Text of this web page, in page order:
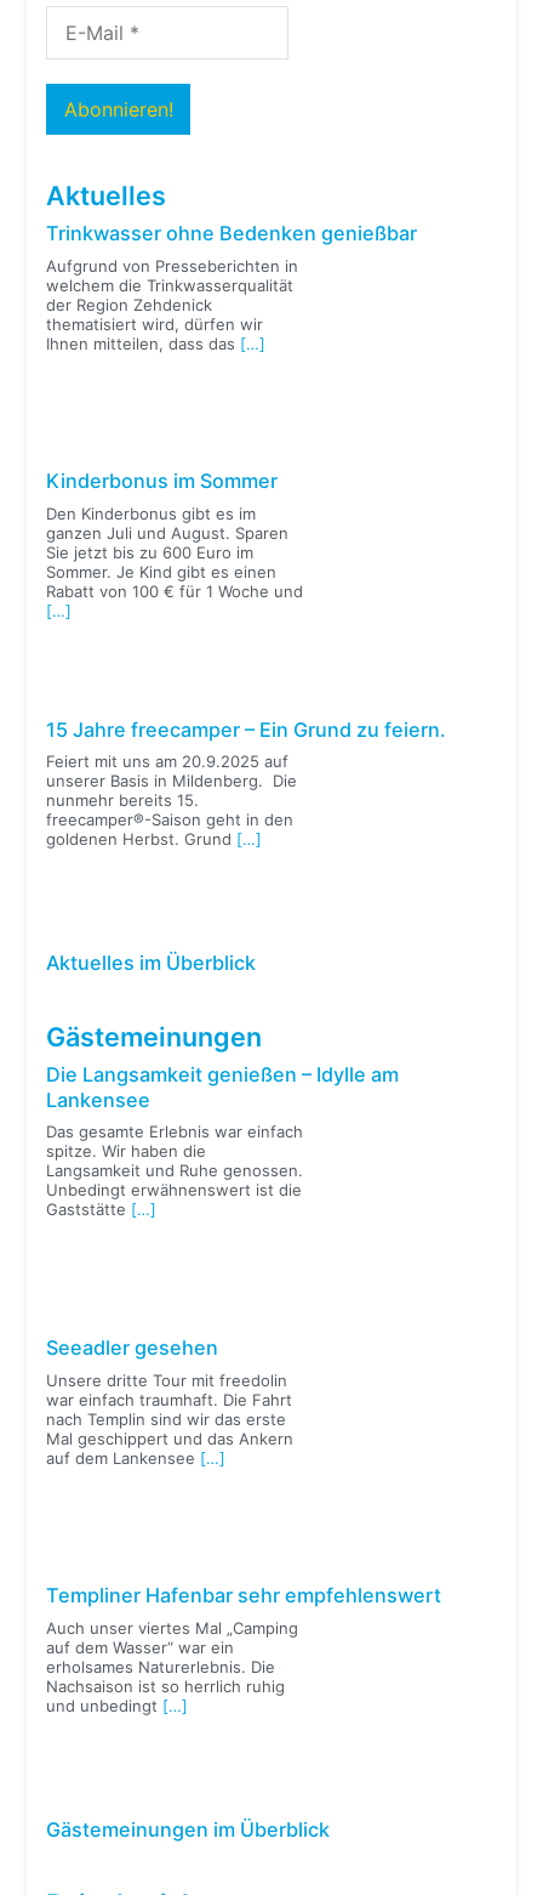
Aktuelles
Trinkwasser ohne Bedenken genießbar
Aufgrund von Presseberichten in
welchem die Trinkwasserqualität
der Region Zehdenick
thematisiert wird, dürfen wir
Ihnen mitteilen, dass das […]
Kinderbonus im Sommer
Den Kinderbonus gibt es im
ganzen Juli und August. Sparen
Sie jetzt bis zu 600 Euro im
Sommer. Je Kind gibt es einen
Rabatt von 100 € für 1 Woche und
[…]
15 Jahre freecamper – Ein Grund zu feiern.
Feiert mit uns am 20.9.2025 auf
unserer Basis in Mildenberg. Die
nunmehr bereits 15.
freecamper®-Saison geht in den
goldenen Herbst. Grund […]
Aktuelles im Überblick
Gästemeinungen
Die Langsamkeit genießen – Idylle am
Lankensee
Das gesamte Erlebnis war einfach
spitze. Wir haben die
Langsamkeit und Ruhe genossen.
Unbedingt erwähnenswert ist die
Gaststätte […]
Seeadler gesehen
Unsere dritte Tour mit freedolin
war einfach traumhaft. Die Fahrt
nach Templin sind wir das erste
Mal geschippert und das Ankern
auf dem Lankensee […]
Templiner Hafenbar sehr empfehlenswert
Auch unser viertes Mal „Camping
auf dem Wasser“ war ein
erholsames Naturerlebnis. Die
Nachsaison ist so herrlich ruhig
und unbedingt […]
Gästemeinungen im Überblick